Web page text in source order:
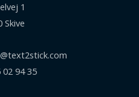
1
Skive
02 94 35